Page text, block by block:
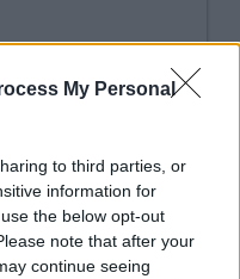
My Personal
to third parties, or
information for
the below opt-out
note that after your
continue seeing
39 Hägerste
Map